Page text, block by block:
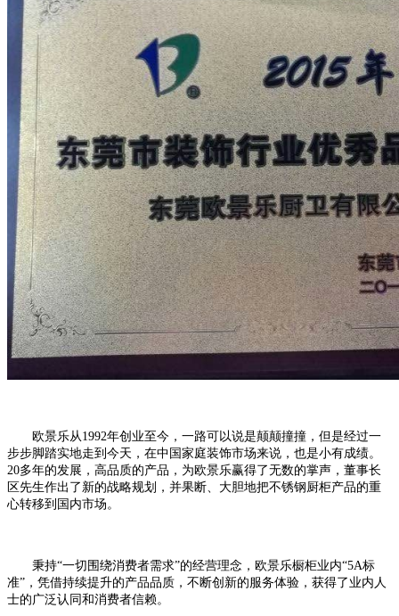
欧景乐从1992年创业至今，一路可以说是颠颠撞撞，但是经过一
步步脚踏实地走到今天，在中国家庭装饰市场来说，也是小有成绩。
20多年的发展，高品质的产品，为欧景乐赢得了无数的掌声，董事长
区先生作出了新的战略规划，并果断、大胆地把不锈钢厨柜产品的重
心转移到国内市场。
秉持“一切围绕消费者需求”的经营理念，欧景乐橱柜业内“5A标
准”，凭借持续提升的产品品质，不断创新的服务体验，获得了业内人
士的广泛认同和消费者信赖。